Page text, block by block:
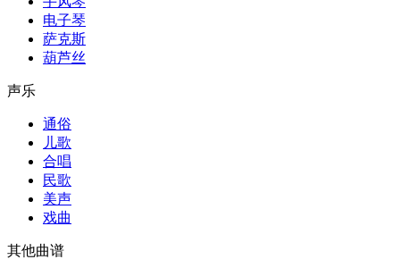
电子琴
萨克斯
葫芦丝
声乐
通俗
儿歌
合唱
民歌
美声
戏曲
其他曲谱